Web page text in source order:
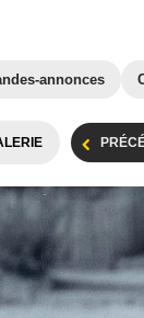
annonces